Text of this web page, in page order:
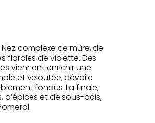
complexe de mûre, de
florales de violette. Des
viennent enrichir une
et veloutée, dévoile
fondus. La finale,
d’épices et de sous-bois,